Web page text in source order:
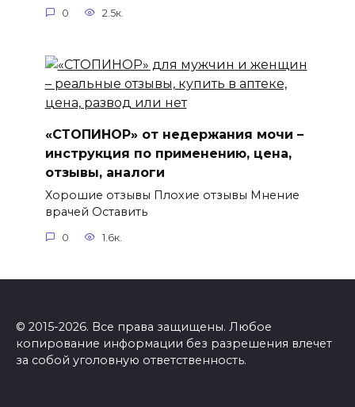
0 2.5к.
«СТОПИНОР» от недержания мочи –
инструкция по применению, цена,
отзывы, аналоги
Хорошие отзывы Плохие отзывы Мнение
врачей Оставить
0 1.6к.
© 2015-2026. Все права защищены. Любое
копирование информации без разрешения влечет
за собой уголовную ответственность.